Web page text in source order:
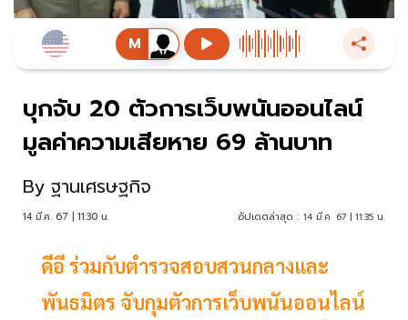
บุกจับ 20 ตัวการเว็บพนันออนไลน์
มูลค่าความเสียหาย 69 ล้านบาท
By ฐานเศรษฐกิจ
14 มี.ค. 67 | 11:30 น. อัปเดตล่าสุด : 14 มี.ค. 67 | 11:35 น.
ดีอี ร่วมกับตำรวจสอบสวนกลางและ
พันธมิตร จับกุมตัวการเว็บพนันออนไลน์